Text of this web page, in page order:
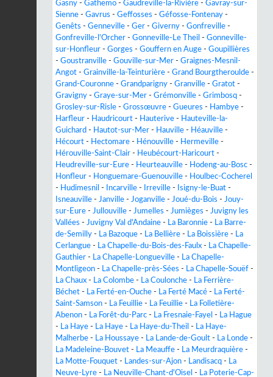
Gasny - Gathemo - Gaudreville-la-Rivière - Gavray-sur-
Sienne - Gavrus - Geffosses - Géfosse-Fontenay -
Genêts - Genneville - Ger - Giverny - Gonfreville -
Gonfreville-l'Orcher - Gonneville-Le Theil - Gonneville-
sur-Honfleur - Gorges - Gouffern en Auge - Goupillières
- Goustranville - Gouville-sur-Mer - Graignes-Mesnil-
Angot - Grainville-la-Teinturière - Grand Bourgtheroulde -
Grand-Couronne - Grandparigny - Granville - Gratot -
Gravigny - Graye-sur-Mer - Grémonville - Grimbosq -
Grosley-sur-Risle - Grossœuvre - Gueures - Hambye -
Harfleur - Haudricourt - Hauterive - Hauteville-la-
Guichard - Hautot-sur-Mer - Hauville - Héauville -
Hécourt - Hectomare - Hénouville - Hermeville -
Hérouville-Saint-Clair - Heubécourt-Haricourt -
Heudreville-sur-Eure - Heurteauville - Hodeng-au-Bosc -
Honfleur - Honguemare-Guenouville - Houlbec-Cocherel
- Hudimesnil - Incarville - Irreville - Isigny-le-Buat -
Isneauville - Janville - Joganville - Joué-du-Bois - Jouy-
sur-Eure - Jullouville - Jumelles - Jumièges - Juvigny les
Vallées - Juvigny Val d'Andaine - La Baronnie - La Barre-
de-Semilly - La Bazoque - La Bellière - La Boissière - La
Cerlangue - La Chapelle-du-Bois-des-Faulx - La Chapelle-
Gauthier - La Chapelle-Longueville - La Chapelle-
Montligeon - La Chapelle-près-Sées - La Chapelle-Souëf -
La Chaux - La Colombe - La Coulonche - La Ferrière-
Béchet - La Ferté-en-Ouche - La Ferté Macé - La Ferté-
Saint-Samson - La Feuillie - La Feuillie - La Folletière-
Abenon - La Forêt-du-Parc - La Fresnaie-Fayel - La Hague
- La Haye - La Haye - La Haye-du-Theil - La Haye-
Malherbe - La Houssaye - La Lande-de-Goult - La Londe -
La Madeleine-Bouvet - La Meauffe - La Meurdraquière -
La Motte-Fouquet - Landes-sur-Ajon - Landisacq - La
Neuve-Lyre - La Neuville-Chant-d'Oisel - La Poterie-Cap-